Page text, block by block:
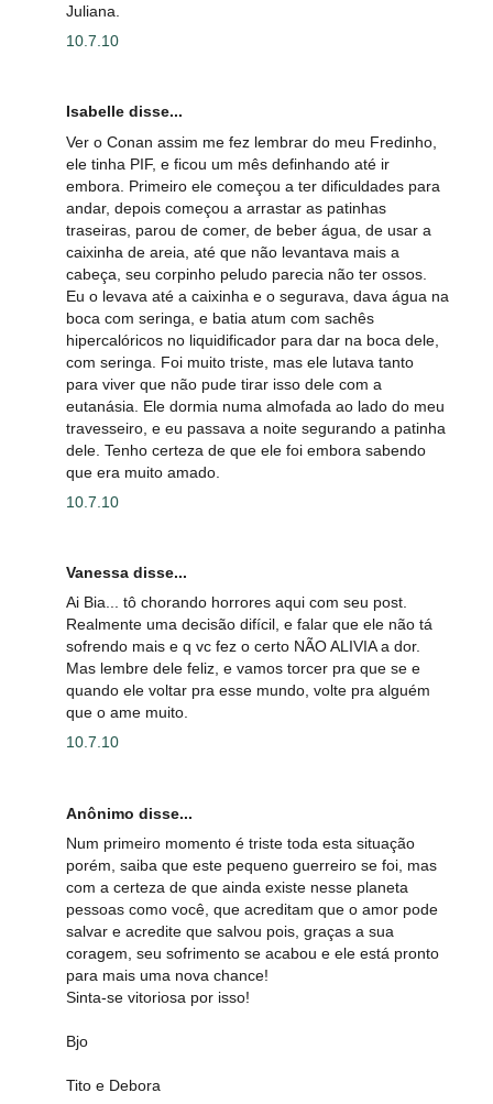
Juliana.
10.7.10
Isabelle disse...
Ver o Conan assim me fez lembrar do meu Fredinho,
ele tinha PIF, e ficou um mês definhando até ir
embora. Primeiro ele começou a ter dificuldades para
andar, depois começou a arrastar as patinhas
traseiras, parou de comer, de beber água, de usar a
caixinha de areia, até que não levantava mais a
cabeça, seu corpinho peludo parecia não ter ossos.
Eu o levava até a caixinha e o segurava, dava água na
boca com seringa, e batia atum com sachês
hipercalóricos no liquidificador para dar na boca dele,
com seringa. Foi muito triste, mas ele lutava tanto
para viver que não pude tirar isso dele com a
eutanásia. Ele dormia numa almofada ao lado do meu
travesseiro, e eu passava a noite segurando a patinha
dele. Tenho certeza de que ele foi embora sabendo
que era muito amado.
10.7.10
Vanessa disse...
Ai Bia... tô chorando horrores aqui com seu post.
Realmente uma decisão difícil, e falar que ele não tá
sofrendo mais e q vc fez o certo NÃO ALIVIA a dor.
Mas lembre dele feliz, e vamos torcer pra que se e
quando ele voltar pra esse mundo, volte pra alguém
que o ame muito.
10.7.10
Anônimo disse...
Num primeiro momento é triste toda esta situação
porém, saiba que este pequeno guerreiro se foi, mas
com a certeza de que ainda existe nesse planeta
pessoas como você, que acreditam que o amor pode
salvar e acredite que salvou pois, graças a sua
coragem, seu sofrimento se acabou e ele está pronto
para mais uma nova chance!
Sinta-se vitoriosa por isso!
Bjo
Tito e Debora